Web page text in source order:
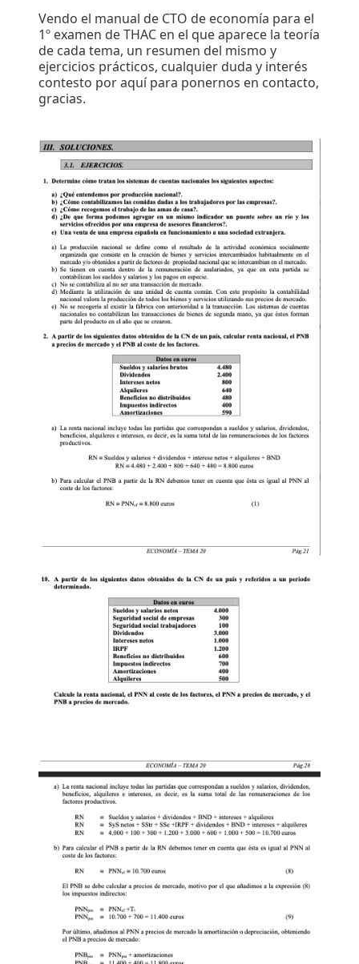
Vendo el manual de CTO de economía para el
1º examen de THAC en el que aparece la teoría
de cada tema, un resumen del mismo y
ejercicios prácticos, cualquier duda y interés
contesto por aquí para ponernos en contacto,
gracias.